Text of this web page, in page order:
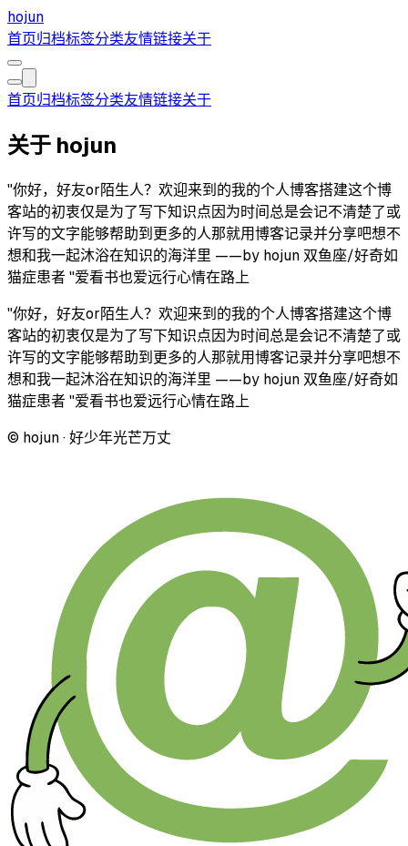
hojun
首页归档标签分类友情链接关于
首页归档标签分类友情链接关于
关于 hojun
"你好，好友or陌生人？欢迎来到的我的个人博客搭建这个博
客站的初衷仅是为了写下知识点因为时间总是会记不清楚了或
许写的文字能够帮助到更多的人那就用博客记录并分享吧想不
想和我一起沐浴在知识的海洋里 ——by hojun 双鱼座/好奇如
猫症患者 "爱看书也爱远行心情在路上
"你好，好友or陌生人？欢迎来到的我的个人博客搭建这个博
客站的初衷仅是为了写下知识点因为时间总是会记不清楚了或
许写的文字能够帮助到更多的人那就用博客记录并分享吧想不
想和我一起沐浴在知识的海洋里 ——by hojun 双鱼座/好奇如
猫症患者 "爱看书也爱远行心情在路上
© hojun · 好少年光芒万丈